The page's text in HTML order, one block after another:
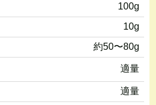
100g
10g
約50〜80g
適量
適量